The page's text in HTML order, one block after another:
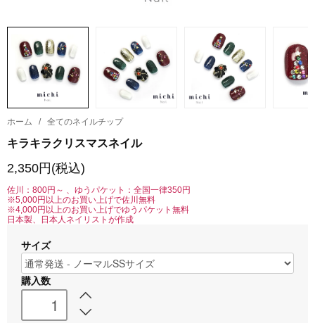
ホーム / 全てのネイルチップ
キラキラクリスマスネイル
2,350円(税込)
佐川：800円～ 、ゆうパケット：全国一律350円
※5,000円以上のお買い上げで佐川無料
※4,000円以上のお買い上げでゆうパケット無料
日本製、日本人ネイリストが作成
サイズ
購入数